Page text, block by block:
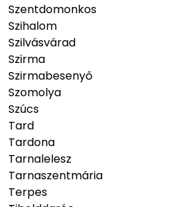
Szentdomonkos
Szihalom
Szilvásvárad
Szirma
Szirmabesenyő
Szomolya
Szúcs
Tard
Tardona
Tarnalelesz
Tarnaszentmária
Terpes